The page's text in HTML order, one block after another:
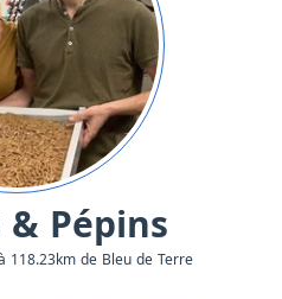
& Pépins
118.23km de Bleu de Terre